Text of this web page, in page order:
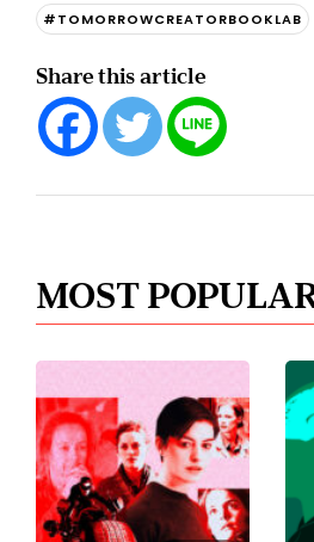
#TOMORROWCREATORBOOKLAB
Share this article
MOST